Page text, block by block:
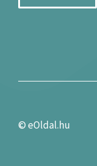
©eOldal.hu